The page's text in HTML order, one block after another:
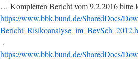
… Kompletten Bericht vom 9.2.2016 bitte
https://www.bbk.bund.de/SharedDocs/
.
https://www.bbk.bund.de/SharedDocs/